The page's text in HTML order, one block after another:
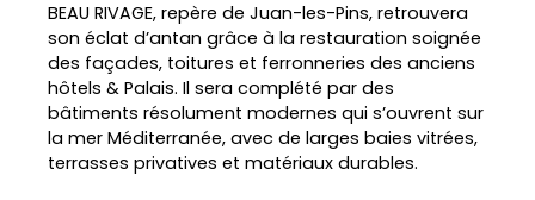
BEAU RIVAGE, repère de Juan-les-Pins, retrouvera
son éclat d’antan grâce à la restauration soignée
des façades, toitures et ferronneries des anciens
hôtels & Palais. Il sera complété par des
bâtiments résolument modernes qui s’ouvrent sur
la mer Méditerranée, avec de larges baies vitrées,
terrasses privatives et matériaux durables.